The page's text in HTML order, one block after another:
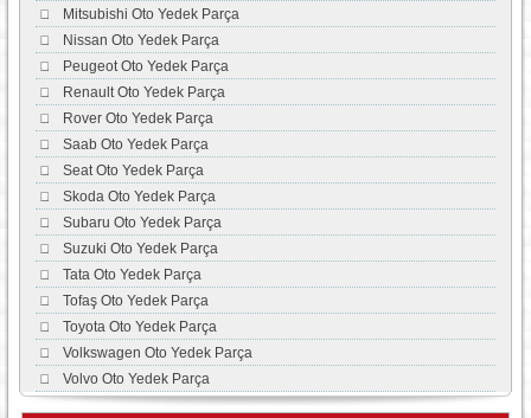
Mitsubishi Oto Yedek Parça
Nissan Oto Yedek Parça
Peugeot Oto Yedek Parça
Renault Oto Yedek Parça
Rover Oto Yedek Parça
Saab Oto Yedek Parça
Seat Oto Yedek Parça
Skoda Oto Yedek Parça
Subaru Oto Yedek Parça
Suzuki Oto Yedek Parça
Tata Oto Yedek Parça
Tofaş Oto Yedek Parça
Toyota Oto Yedek Parça
Volkswagen Oto Yedek Parça
Volvo Oto Yedek Parça